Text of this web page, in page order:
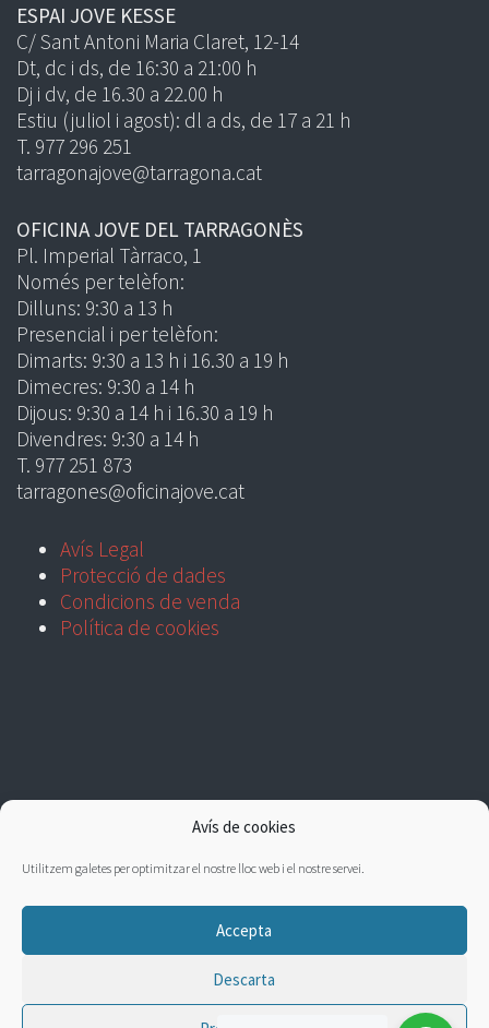
Avís de cookies
Utilitzem galetes per optimitzar el nostre lloc web i el nostre servei.
Accepta
Descarta
ESPAI JOVE KESSE
C/ Sant Antoni Maria Claret, 12-14
Dt, dc i ds, de 16:30 a 21:00 h
Dj i dv, de 16.30 a 22.00 h
Estiu (juliol i agost): dl a ds, de 17 a 21 h
T. 977 296 251
tarragonajove@tarragona.cat
OFICINA JOVE DEL TARRAGONÈS
Pl. Imperial Tàrraco, 1
Només per telèfon:
Dilluns: 9:30 a 13 h
Presencial i per telèfon:
Dimarts: 9:30 a 13 h i 16.30 a 19 h
Dimecres: 9:30 a 14 h
Dijous: 9:30 a 14 h i 16.30 a 19 h
Divendres: 9:30 a 14 h
T. 977 251 873
tarragones@oficinajove.cat
Avís Legal
Protecció de dades
Condicions de venda
Política de cookies